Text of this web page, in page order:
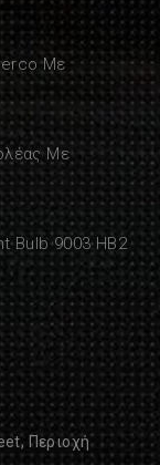
Με
Με
Bulb 9003 HB2
Περιοχή